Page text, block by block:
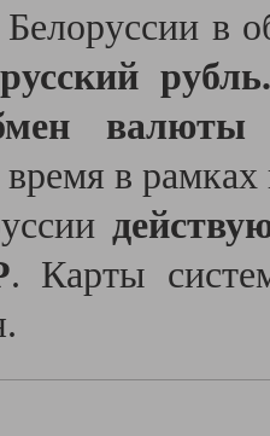
в
валюты
время в
. Карты